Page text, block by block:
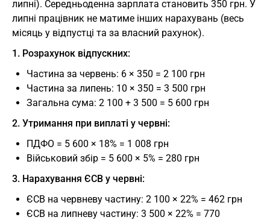
липні). Середньоденна зарплата становить 350 грн. У
липні працівник не матиме інших нарахувань (весь
місяць у відпустці та за власний рахунок).
1. Розрахунок відпускних:
Частина за червень: 6 × 350 = 2 100 грн
Частина за липень: 10 × 350 = 3 500 грн
Загальна сума: 2 100 + 3 500 = 5 600 грн
2. Утримання при виплаті у червні:
ПДФО = 5 600 × 18% = 1 008 грн
Військовий збір = 5 600 × 5% = 280 грн
3. Нарахування ЄСВ у червні:
ЄСВ на червневу частину: 2 100 × 22% = 462 грн
ЄСВ на липневу частину: 3 500 × 22% = 770